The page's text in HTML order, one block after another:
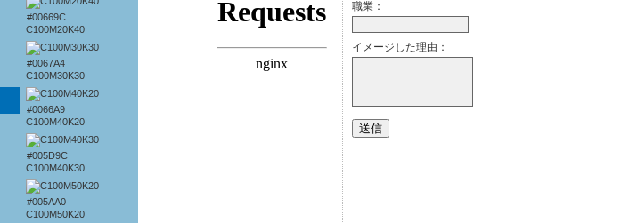
#00669C
C100M20K40
#0067A4
C100M30K30
#0066A9
C100M40K20
#005D9C
C100M40K30
#005AA0
C100M50K20